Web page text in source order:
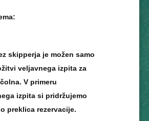
skipperja je možen samo
veljavnega izpita za
V primeru
izpita si pridržujemo
preklica rezervacije.